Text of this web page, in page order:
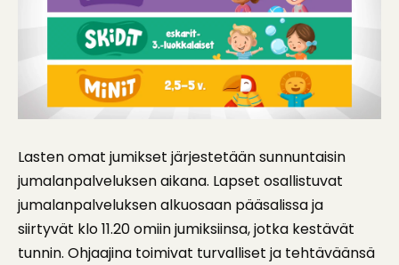
Lasten omat jumikset järjestetään sunnuntaisin
jumalanpalveluksen aikana. Lapset osallistuvat
jumalanpalveluksen alkuosaan pääsalissa ja
siirtyvät klo 11.20 omiin jumiksiinsa, jotka kestävät
tunnin. Ohjaajina toimivat turvalliset ja tehtäväänsä